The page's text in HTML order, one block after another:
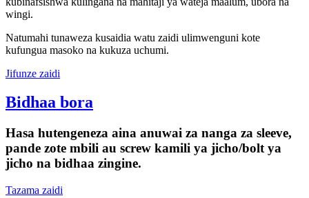
wingi.
Natumahi tunaweza kusaidia watu zaidi ulimwenguni kote
kufungua masoko na kukuza uchumi.
Jifunze zaidi
Bidhaa bora
Hasa hutengeneza aina anuwai za nanga za sleeve,
pande zote mbili au screw kamili ya jicho/bolt ya
jicho na bidhaa zingine.
Tazama zaidi